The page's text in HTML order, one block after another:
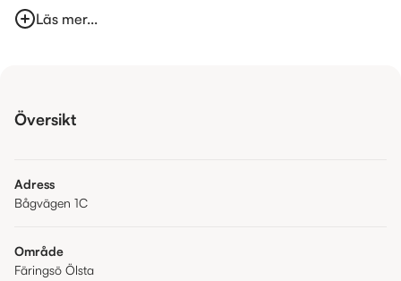
Läs mer...
Översikt
Adress
Bågvägen 1C
Område
Färingsö Ölsta